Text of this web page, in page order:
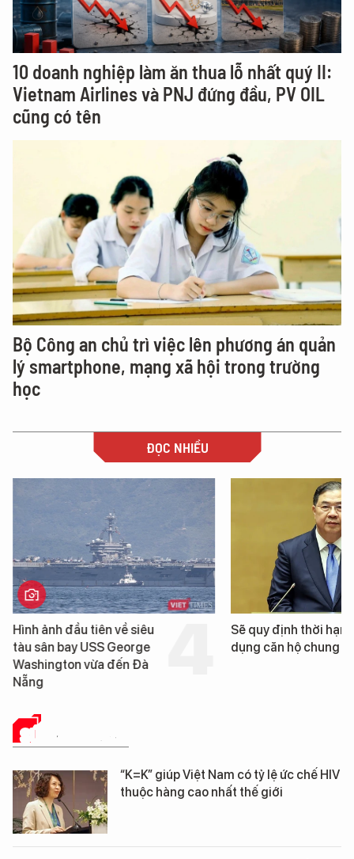
10 doanh nghiệp làm ăn thua lỗ nhất quý II:
Vietnam Airlines và PNJ đứng đầu, PV OIL
cũng có tên
Bộ Công an chủ trì việc lên phương án quản
lý smartphone, mạng xã hội trong trường
học
ĐỌC NHIỀU
đầu tiên về siêu
bay USS George
vừa đến Đà
Sẽ quy định thời hạn sử
dụng căn hộ chung cư mới
SỨC KHỎE 24H
“K=K” giúp Việt Nam có tỷ lệ ức chế HIV
thuộc hàng cao nhất thế giới